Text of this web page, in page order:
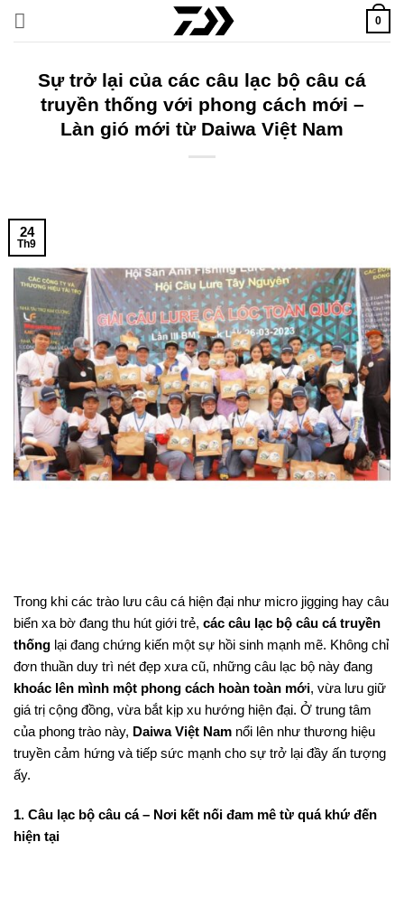
qua
0
Sự trở lại của các câu lạc bộ câu cá
truyền thống với phong cách mới –
Làn gió mới từ Daiwa Việt Nam
24
Th9
Trong khi các trào lưu câu cá hiện đại như micro jigging hay câu
biển xa bờ đang thu hút giới trẻ, các câu lạc bộ câu cá truyền
thống lại đang chứng kiến một sự hồi sinh mạnh mẽ. Không chỉ
đơn thuần duy trì nét đẹp xưa cũ, những câu lạc bộ này đang
khoác lên mình một phong cách hoàn toàn mới, vừa lưu giữ
giá trị cộng đồng, vừa bắt kịp xu hướng hiện đại. Ở trung tâm
của phong trào này, Daiwa Việt Nam nổi lên như thương hiệu
truyền cảm hứng và tiếp sức mạnh cho sự trở lại đầy ấn tượng
ấy.
1. Câu lạc bộ câu cá – Nơi kết nối đam mê từ quá khứ đến
hiện tại